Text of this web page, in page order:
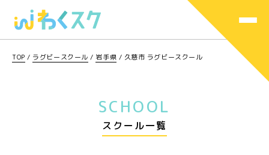
TOP / ラグビースクール / 岩手県 / 久慈市 ラグビースクール
SCHOOL
スクール一覧